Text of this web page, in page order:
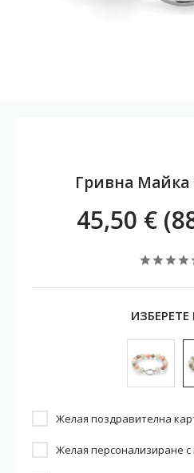
Гривна Майка
45,50 €
ИЗБЕРЕТЕ
Желая поздравителна
Желая персонализиране с